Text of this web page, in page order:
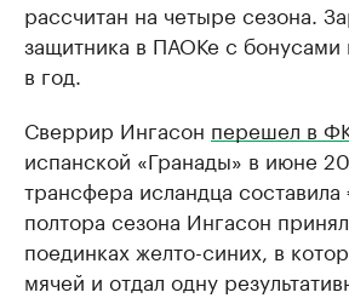
рассчитан на четыре сезона.
защитника в ПАОКе с бонусами
в год.
Сверрир Ингасон перешел в
испанской «Гранады» в июне
трансфера исландца
полтора сезона Ингасон
поединках желто-синих, в
мячей и отдал одну